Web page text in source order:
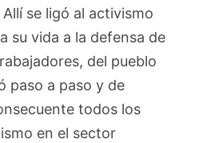
se ligó al activismo
su vida a la defensa de
del pueblo
paso a paso y de
todos los
en el sector